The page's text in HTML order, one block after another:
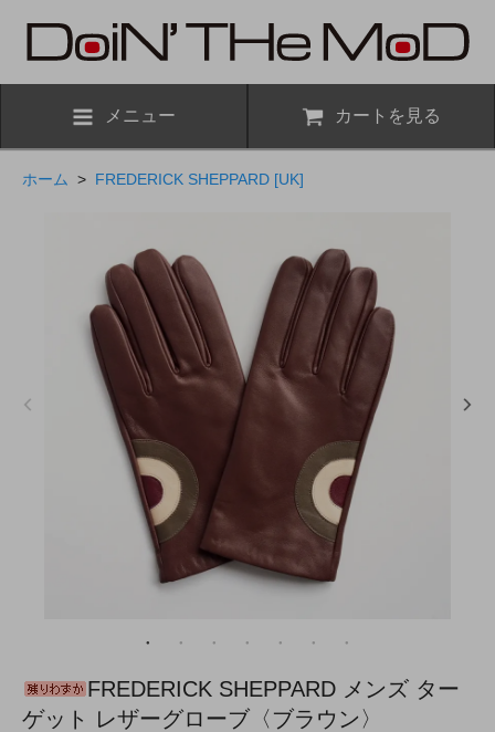
メニュー カートを見る
ホーム > FREDERICK SHEPPARD [UK]
FREDERICK SHEPPARD メンズ ター
ゲット レザーグローブ〈ブラウン〉